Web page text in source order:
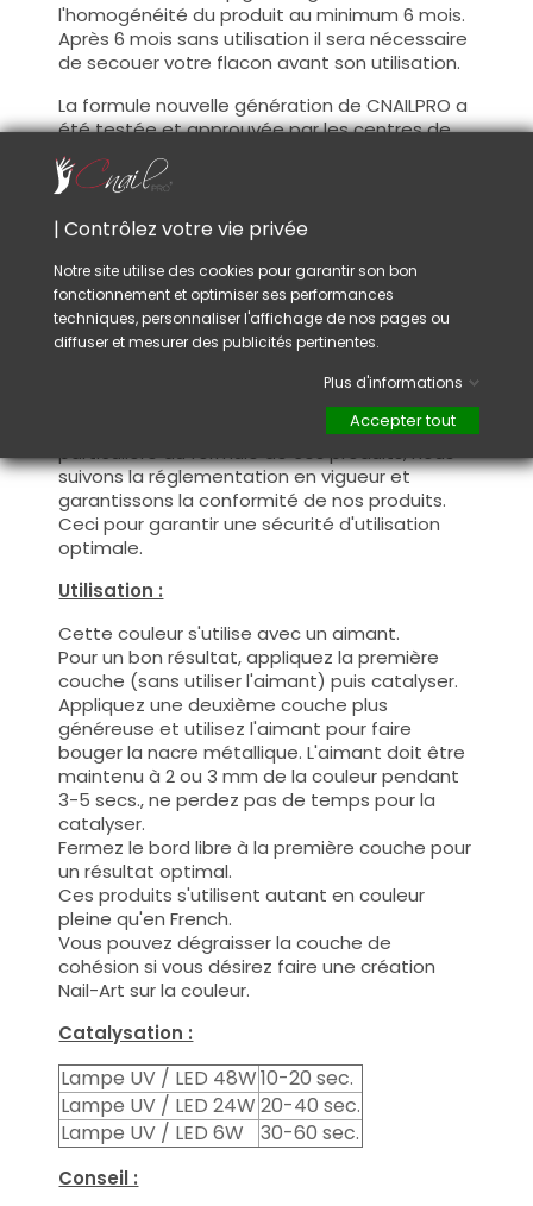
l'homogénéité du produit au minimum 6 mois.
Après 6 mois sans utilisation il sera nécessaire
de secouer votre flacon avant son utilisation.
La formule nouvelle génération de CNAILPRO a
été testée et approuvée par les centres de
formation professionnel partenaire.
Les tests ont été réalisés sur 8 semaines sans
aucun changement d'intensité de la couleur
hybride.
Information :
Ce produit a été testée et approuvée par les
centres de formation professionnel
Avec ce produit vous pourrez satisfaire vos
De plus, CNAILPRO porte une attention
particulière au formule de ces produits, nous
suivons la réglementation en vigueur et
garantissons la conformité de nos produits.
Ceci pour garantir une sécurité d'utilisation
optimale.
Utilisation :
Cette couleur s'utilise avec un aimant.
Pour un bon résultat, appliquez la première
couche (sans utiliser l'aimant) puis catalyser.
Appliquez une deuxième couche plus
généreuse et utilisez l'aimant pour faire
bouger la nacre métallique. L'aimant doit être
maintenu à 2 ou 3 mm de la couleur pendant
3-5 secs., ne perdez pas de temps pour la
catalyser.
Fermez le bord libre à la première couche pour
un résultat optimal.
Ces produits s'utilisent autant en couleur
pleine qu'en French.
Vous pouvez dégraisser la couche de
cohésion si vous désirez faire une création
Nail-Art sur la couleur.
Catalysation :
Lampe UV / LED 48W10-20 sec.
Lampe UV / LED 24W 20-40 sec.
Lampe UV / LED 6W
30-60 sec.
Conseil :
| Contrôlez votre vie privée
Notre site utilise des cookies pour garantir son bon
fonctionnement et optimiser ses performances
techniques, personnaliser l'affichage de nos pages ou
diffuser et mesurer des publicités pertinentes.
Plus d'informations
Accepter tout